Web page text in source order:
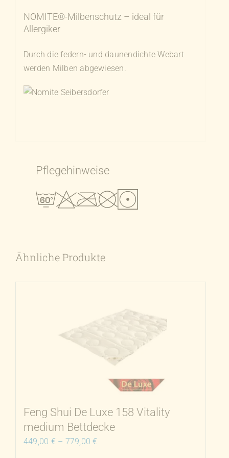
NOMITE®-Milbenschutz – ideal für
Allergiker
Durch die federn- und daunendichte Webart
werden Milben abgewiesen.
Pflegehinweise
Ähnliche Produkte
Feng Shui De Luxe 158 Vitality
medium Bettdecke
449,00 € – 779,00€